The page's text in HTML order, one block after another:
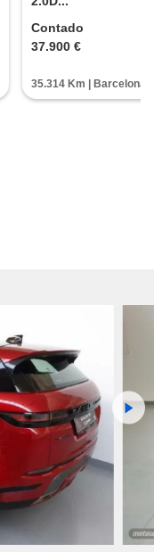
Contado
37.900 €
35.314 Km | Barcelona